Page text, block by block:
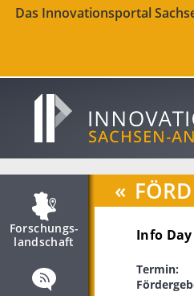
Das Innovationsportal
Forschungs­
landschaft
«
Info
Termin: